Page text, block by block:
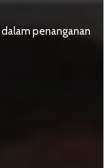
penanganan